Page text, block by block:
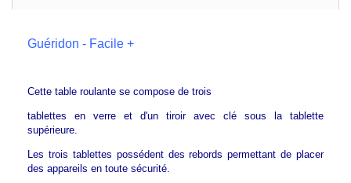
Guéridon - Facile +
Cette table roulante se compose de trois
tablettes en verre et d'un tiroir avec clé sous la tablette
supérieure.
Les trois tablettes possédent des rebords permettant de placer
des appareils en toute sécurité.